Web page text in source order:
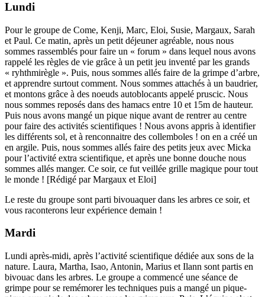
Lundi
Pour le groupe de Come, Kenji, Marc, Eloi, Susie, Margaux, Sarah
et Paul. Ce matin, après un petit déjeuner agréable, nous nous
sommes rassemblés pour faire un « forum » dans lequel nous avons
rappelé les règles de vie grâce à un petit jeu inventé par les grands
« ryhthmirègle ». Puis, nous sommes allés faire de la grimpe d’arbre,
et apprendre surtout comment. Nous sommes attachés à un baudrier,
et montons grâce à des noeuds autoblocants appelé pruscic. Nous
nous sommes reposés dans des hamacs entre 10 et 15m de hauteur.
Puis nous avons mangé un pique nique avant de rentrer au centre
pour faire des activités scientifiques ! Nous avons appris à identifier
les différents sol, et à renconnaitre des collemboles ! on en a créé un
en argile. Puis, nous sommes allés faire des petits jeux avec Micka
pour l’activité extra scientifique, et après une bonne douche nous
sommes allés manger. Ce soir, ce fut veillée grille magique pour tout
le monde ! [Rédigé par Margaux et Eloi]
Le reste du groupe sont parti bivouaquer dans les arbres ce soir, et
vous raconterons leur expérience demain !
Mardi
Lundi après-midi, après l’activité scientifique dédiée aux sons de la
nature. Laura, Martha, Isao, Antonin, Marius et Ilann sont partis en
bivouac dans les arbres. Le groupe a commencé une séance de
grimpe pour se remémorer les techniques puis a mangé un pique-